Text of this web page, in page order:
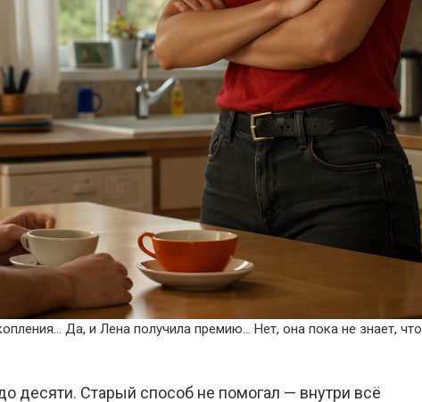
Да, и Лена получила премию… Нет, она пока не знает, что
десяти. Старый способ не помогал — внутри всё